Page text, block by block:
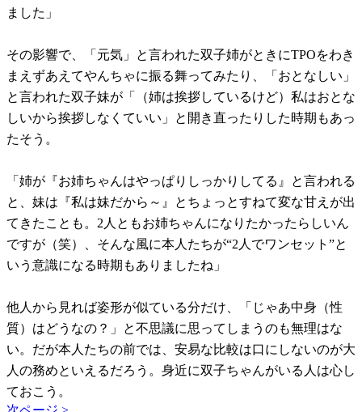
ました」
その影響で、「元気」と言われた双子姉がときにTPOをわき
まえずあえてやんちゃに振る舞ってみたり、「おとなしい」
と言われた双子妹が「（姉は挨拶しているけど）私はおとな
しいから挨拶しなくていい」と開き直ったりした時期もあっ
たそう。
「姉が『お姉ちゃんはやっぱりしっかりしてる』と言われる
と、妹は『私は妹だから～』とちょっとすねて変な甘えが出
てきたことも。2人ともお姉ちゃんになりたかったらしいん
ですが（笑）、そんな風に本人たちが“2人でワンセット”と
いう意識になる時期もありましたね」
他人から見れば姿形が似ている分だけ、「じゃあ中身（性
質）はどうなの？」と不思議に思ってしまうのも無理はな
い。だが本人たちの前では、安易な比較は口にしないのが大
人の務めといえるだろう。身近に双子ちゃんがいる人は心し
ておこう。